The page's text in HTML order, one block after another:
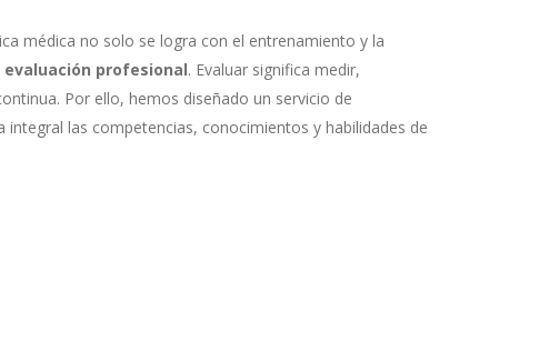
médica no solo se logra con el entrenamiento y la
evaluación profesional. Evaluar significa medir,
Por ello, hemos diseñado un servicio de
integral las competencias, conocimientos y habilidades de